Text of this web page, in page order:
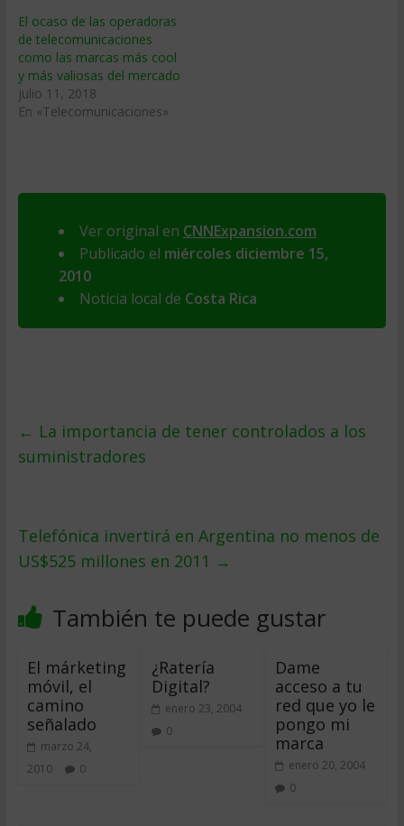
El ocaso de las operadoras
de telecomunicaciones
como las marcas más cool
y más valiosas del mercado
julio 11, 2018
En «Telecomunicaciones»
Ver original en CNNExpansion.com
Publicado el miércoles diciembre 15,
2010
Noticia local de Costa Rica
← La importancia de tener controlados a los
suministradores
Telefónica invertirá en Argentina no menos de
US$525 millones en 2011 →
También te puede gustar
El márketing
móvil, el
camino
señalado
marzo 24,
2010
0
¿Ratería
Digital?
enero 23, 2004
0
Dame
acceso a tu
red que yo le
pongo mi
marca
enero 20, 2004
0